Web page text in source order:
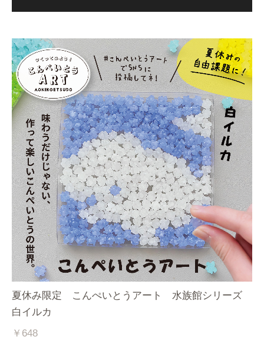
夏休み限定 こんぺいとうアート 水族館シリーズ
白イルカ
￥648